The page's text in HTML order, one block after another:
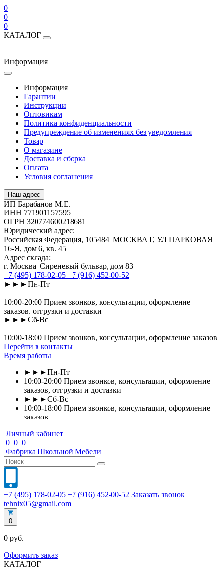
0
0
0
КАТАЛОГ
Информация
Информация
Гарантии
Инструкции
Оптовикам
Политика конфиденциальности
Предупреждение об изменениях без уведомления
Товар
О магазине
Доставка и сборка
Оплата
Условия соглашения
Наш адрес
ИП Барабанов М.Е.
ИНН 771901157595
ОГРН 320774600218681
Юридический адрес:
Российская Федерация, 105484, МОСКВА Г, УЛ ПАРКОВАЯ
16-Я, дом 6, кв. 45
Адрес склада:
г. Москва. Сиреневый бульвар, дом 83
+7 (495) 178-02-05 +7 (916) 452-00-52
►►►Пн-Пт
10:00-20:00 Прием звонков, консультации, оформление
заказов, отгрузки и доставки
►►►Сб-Вс
10:00-18:00 Прием звонков, консультации, оформление заказов
Перейти в контакты
Время работы
►►►Пн-Пт
10:00-20:00 Прием звонков, консультации, оформление
заказов, отгрузки и доставки
►►►Сб-Вс
10:00-18:00 Прием звонков, консультации, оформление
заказов
Личный кабинет
0 0 0
Фабрика Школьной Мебели
+7 (495) 178-02-05 +7 (916) 452-00-52 Заказать звонок
tehnix05@gmail.com
0
0 руб.
Оформить заказ
КАТАЛОГ